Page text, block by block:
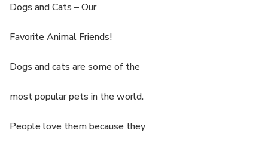
Dogs and Cats – Our
Favorite Animal Friends!
Dogs and cats are some of the
most popular pets in the world.
People love them because they